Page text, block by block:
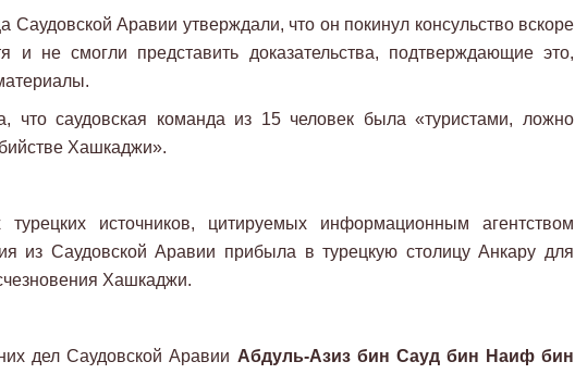
Саудовской Аравии утверждали, что он покинул консульство вскоре
и не смогли представить доказательства, подтверждающие это,
что саудовская команда из 15 человек была «туристами, ложно
Хашкаджи».
источников, цитируемых информационным агентством
из Саудовской Аравии прибыла в турецкую столицу Анкару для
Хашкаджи.
дел Саудовской Аравии Абдуль-Азиз бин Сауд бин Наиф бин